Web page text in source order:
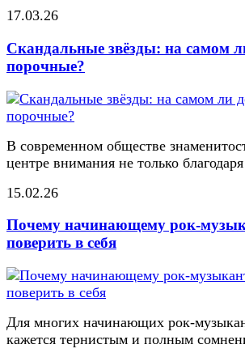
17.03.26
Скандальные звёзды: на самом
порочные?
В современном обществе
центре внимания не только
15.02.26
Почему начинающему рок-
поверить в себя
Для многих начинающих рок-
кажется тернистым и полным